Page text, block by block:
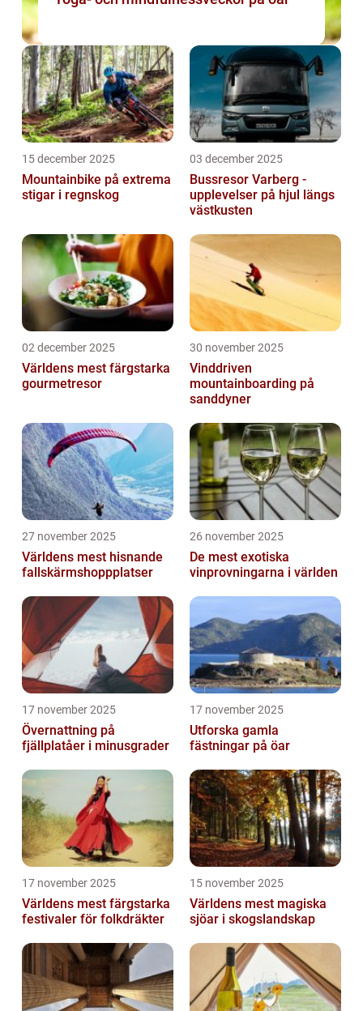
15 december 2025
Mountainbike på extrema
stigar i regnskog
03 december 2025
Bussresor Varberg -
upplevelser på hjul längs
västkusten
02 december 2025
Världens mest färgstarka
gourmetresor
30 november 2025
Vinddriven
mountainboarding på
sanddyner
27 november 2025
Världens mest hisnande
fallskärmshoppplatser
26 november 2025
De mest exotiska
vinprovningarna i världen
17 november 2025
Övernattning på
fjällplatåer i minusgrader
17 november 2025
Utforska gamla
fästningar på öar
17 november 2025
Världens mest färgstarka
festivaler för folkdräkter
15 november 2025
Världens mest magiska
sjöar i skogslandskap